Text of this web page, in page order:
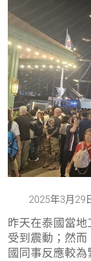
2025年3月29
昨天在泰國當
受到震動；然
國同事反應較